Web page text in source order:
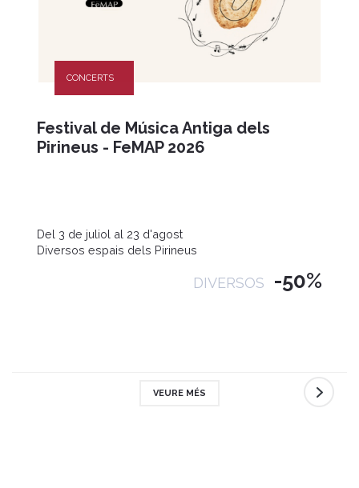
CONCERTS
Festival de Música Antiga dels
Pirineus - FeMAP 2026
Del 3 de juliol al 23 d'agost
Diversos espais dels Pirineus
DIVERSOS -50%
VEURE MÉS